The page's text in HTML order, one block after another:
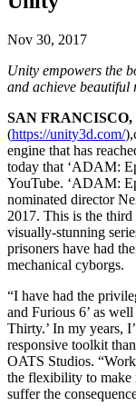
LiveOps
Wachsen Sie
Nutzerakquisition
Entdecken Sie und
In-App-Käufe
IAP Management
Monetarisierung
Verbinden Sie
Werben mit Unity
Anwendungsfälle
Mobile Spiele
Mobile Hits mit Unity
Indie-Spiele
Große Spiele mit
Einzelhandel
Automobilindustrie
Innovation und
Alle Branchen
Einblicke
Erfolgsgeschichten
Experten Tipps und
Demos
Demos, Beispiele und
Alle Ressourcen
Neues
Blog
Aktualisierungen,
Neuigkeiten
Nachrichten,
Schließen Sie sich
Feier der Unity-
Anleitungen
Bildung
Für Studierende
Starten Sie Ihre
Für Lehrkräfte
Optimieren Sie Ihr
Lizenzstipendium für
Bringen Sie die Kraft
Zertifizierungen
Beweisen Sie Ihre
Nov 30, 2017
Unity empowers the
and achieve beautiful
SAN FRANCISCO,
(https://unity3d.com/
engine that has
today that ‘ADAM:
YouTube. ‘ADAM:
nominated director
2017. This is the
visually-stunning
prisoners have had
mechanical cyborgs.
“I have had the
and Furious 6’ as
Thirty.’ In my years,
responsive toolkit
OATS Studios.
the flexibility to make
suffer the